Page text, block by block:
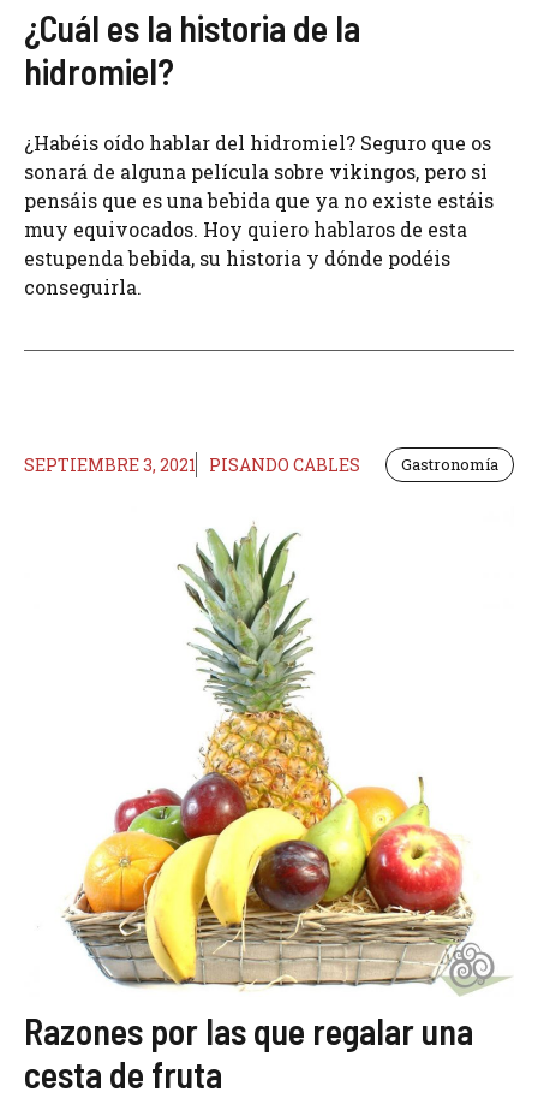
¿Cuál es la historia de la
hidromiel?
¿Habéis oído hablar del hidromiel? Seguro que os
sonará de alguna película sobre vikingos, pero si
pensáis que es una bebida que ya no existe estáis
muy equivocados. Hoy quiero hablaros de esta
estupenda bebida, su historia y dónde podéis
conseguirla.
SEPTIEMBRE 3, 2021 PISANDO CABLES Gastronomía
Razones por las que regalar una
cesta de fruta